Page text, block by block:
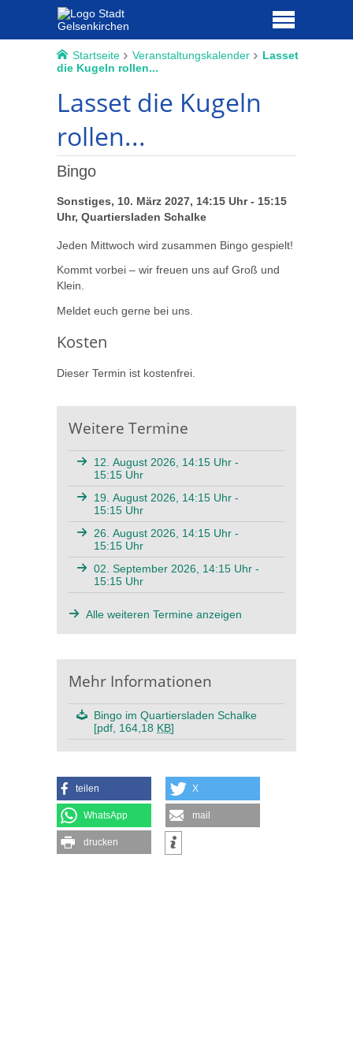
Startseite Veranstaltungskalender
Lasset
die Kugeln rollen...
Lasset die Kugeln
rollen...
Bingo
Sonstiges, 10. März 2027, 14:15 Uhr - 15:15
Uhr, Quartiersladen Schalke
Jeden Mittwoch wird zusammen Bingo gespielt!
Kommt vorbei – wir freuen uns auf Groß und
Klein.
Meldet euch gerne bei uns.
Kosten
Dieser Termin ist kostenfrei.
Weitere Termine
12. August 2026, 14:15 Uhr -
15:15 Uhr
19. August 2026, 14:15 Uhr -
15:15 Uhr
26. August 2026, 14:15 Uhr -
15:15 Uhr
02. September 2026, 14:15 Uhr -
15:15 Uhr
Alle weiteren Termine anzeigen
Mehr Informationen
Bingo im Quartiersladen Schalke
[pdf, 164,18 KB]
teilen X
WhatsApp mail
drucken